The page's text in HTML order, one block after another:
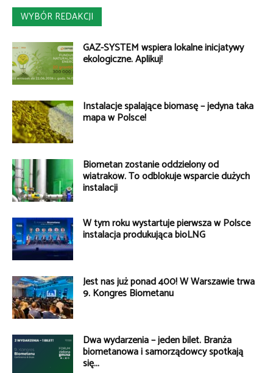
WYBÓR REDAKCJI
GAZ-SYSTEM wspiera lokalne inicjatywy
ekologiczne. Aplikuj!
Instalacje spalające biomasę – jedyna taka
mapa w Polsce!
Biometan zostanie oddzielony od
wiatraków. To odblokuje wsparcie dużych
instalacji
W tym roku wystartuje pierwsza w Polsce
instalacja produkująca bioLNG
Jest nas już ponad 400! W Warszawie trwa
9. Kongres Biometanu
Dwa wydarzenia – jeden bilet. Branża
biometanowa i samorządowcy spotkają
się...